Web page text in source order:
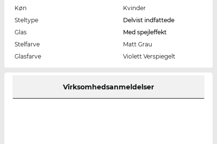
Køn
Kvinder
Steltype
Delvist indfattede
Glas
Med spejleffekt
Stelfarve
Matt Grau
Glasfarve
Violett Verspiegelt
Virksomhedsanmeldelser